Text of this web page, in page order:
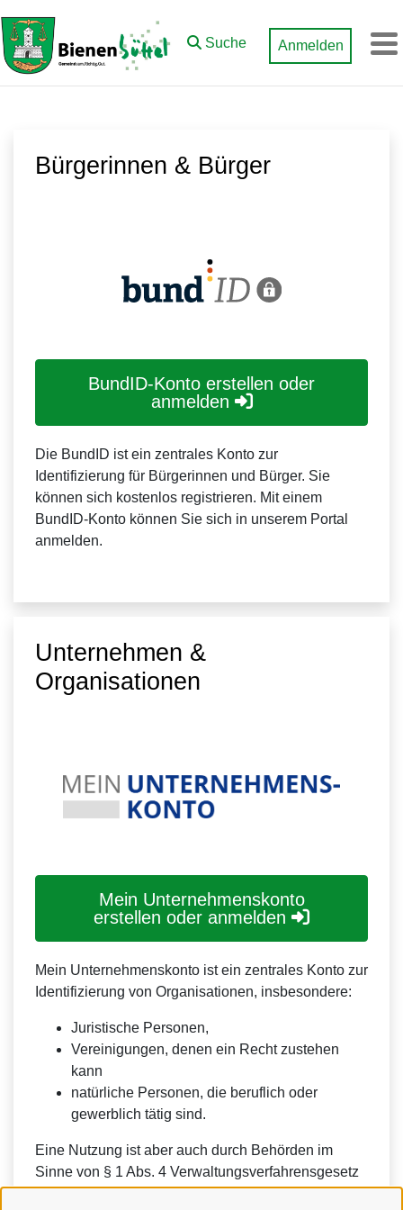
Zum Hauptinhalt springen
Suche Anmelden
Bürgerinnen & Bürger
BundID-Konto erstellen oder
anmelden
Die BundID ist ein zentrales Konto zur
Identifizierung für Bürgerinnen und Bürger. Sie
können sich kostenlos registrieren. Mit einem
BundID-Konto können Sie sich in unserem Portal
anmelden.
Unternehmen &
Organisationen
Mein Unternehmenskonto
erstellen oder anmelden
Mein Unternehmenskonto ist ein zentrales Konto zur
Identifizierung von Organisationen, insbesondere:
Juristische Personen,
Vereinigungen, denen ein Recht zustehen
kann
natürliche Personen, die beruflich oder
gewerblich tätig sind.
Eine Nutzung ist aber auch durch Behörden im
Sinne von § 1 Abs. 4 Verwaltungsverfahrensgesetz
(VwVfG) möglich.